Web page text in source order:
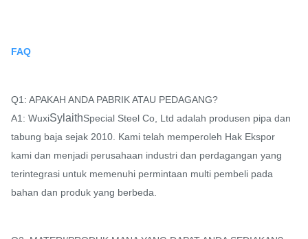
FAQ
Q1: APAKAH ANDA PABRIK ATAU PEDAGANG?
A1: WuxiSylaithSpecial Steel Co, Ltd adalah produsen pipa dan
tabung baja sejak 2010. Kami telah memperoleh Hak Ekspor
kami dan menjadi perusahaan industri dan perdagangan yang
terintegrasi untuk memenuhi permintaan multi pembeli pada
bahan dan produk yang berbeda.